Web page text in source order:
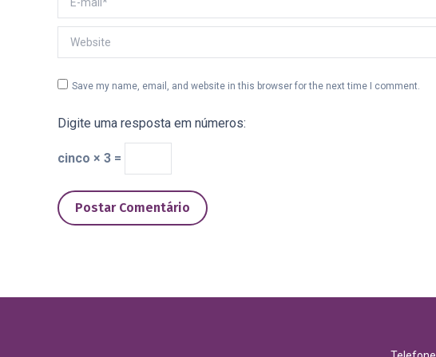
Website
Save my name, email, and website in this browser for the next time I comment.
Digite uma resposta em números:
cinco × 3 =
Postar Comentário